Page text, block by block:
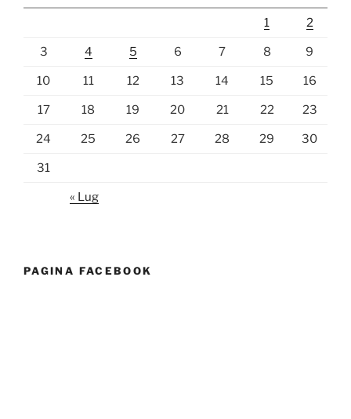
1 2
3 4 5 6 7 8 9
10 11 12 13 14 15 16
17 18 19 20 21 22 23
24 25 26 27 28 29 30
31
« Lug
PAGINA FACEBOOK